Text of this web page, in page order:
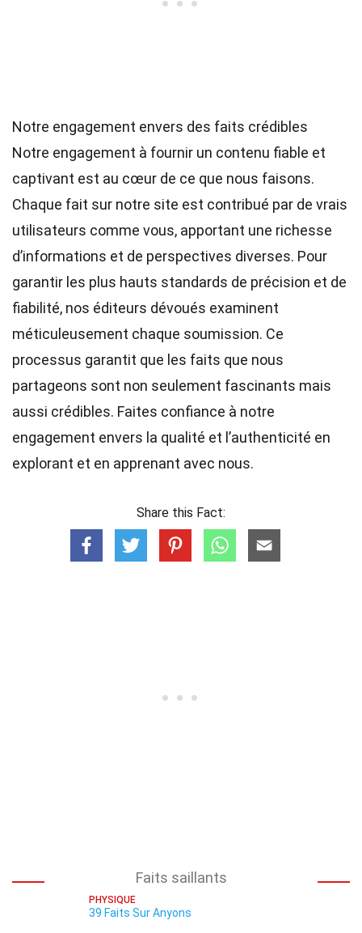
Notre engagement envers des faits crédibles
Notre engagement à fournir un contenu fiable et
captivant est au cœur de ce que nous faisons.
Chaque fait sur notre site est contribué par de vrais
utilisateurs comme vous, apportant une richesse
d’informations et de perspectives diverses. Pour
garantir les plus hauts standards de précision et de
fiabilité, nos éditeurs dévoués examinent
méticuleusement chaque soumission. Ce
processus garantit que les faits que nous
partageons sont non seulement fascinants mais
aussi crédibles. Faites confiance à notre
engagement envers la qualité et l’authenticité en
explorant et en apprenant avec nous.
Share this Fact:
Faits saillants
PHYSIQUE
39 Faits Sur Anyons